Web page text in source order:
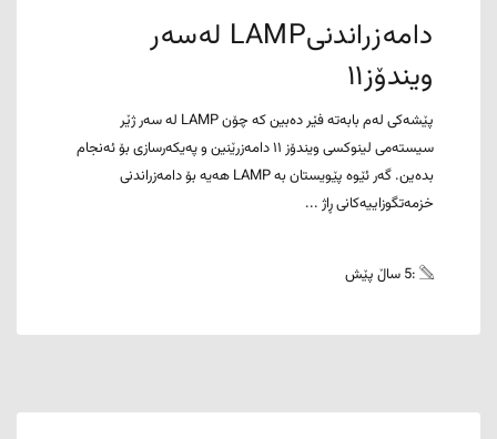
دامەزراندنیLAMP لەسەر
ویندۆز١١
پێشەکی لەم بابەتە فێر دەبین کە چۆن LAMP لە سەر ژێر
سیستەمی لینوکسی ویندۆز ١١ دامەزرێنین و پەیکەرسازی بۆ ئەنجام
بدەین. گەر ئێوە پێویستان بە LAMP هەیە بۆ دامەزراندنی
خزمەتگوزاییەکانی ڕاژ ...
:5 ساڵ پێش